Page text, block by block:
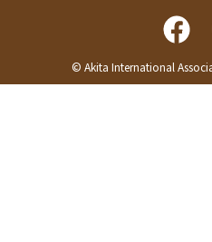
© Akita International